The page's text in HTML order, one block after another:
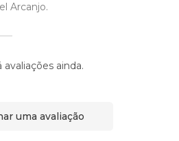
Arcanjo.
avaliações ainda.
uma avaliação